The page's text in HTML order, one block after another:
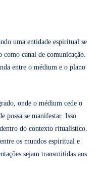
uma entidade espiritual se
canal de comunicação.
entre o médium e o plano
onde o médium cede o
possa se manifestar. Isso
do contexto ritualístico.
os mundos espiritual e
sejam transmitidas aos